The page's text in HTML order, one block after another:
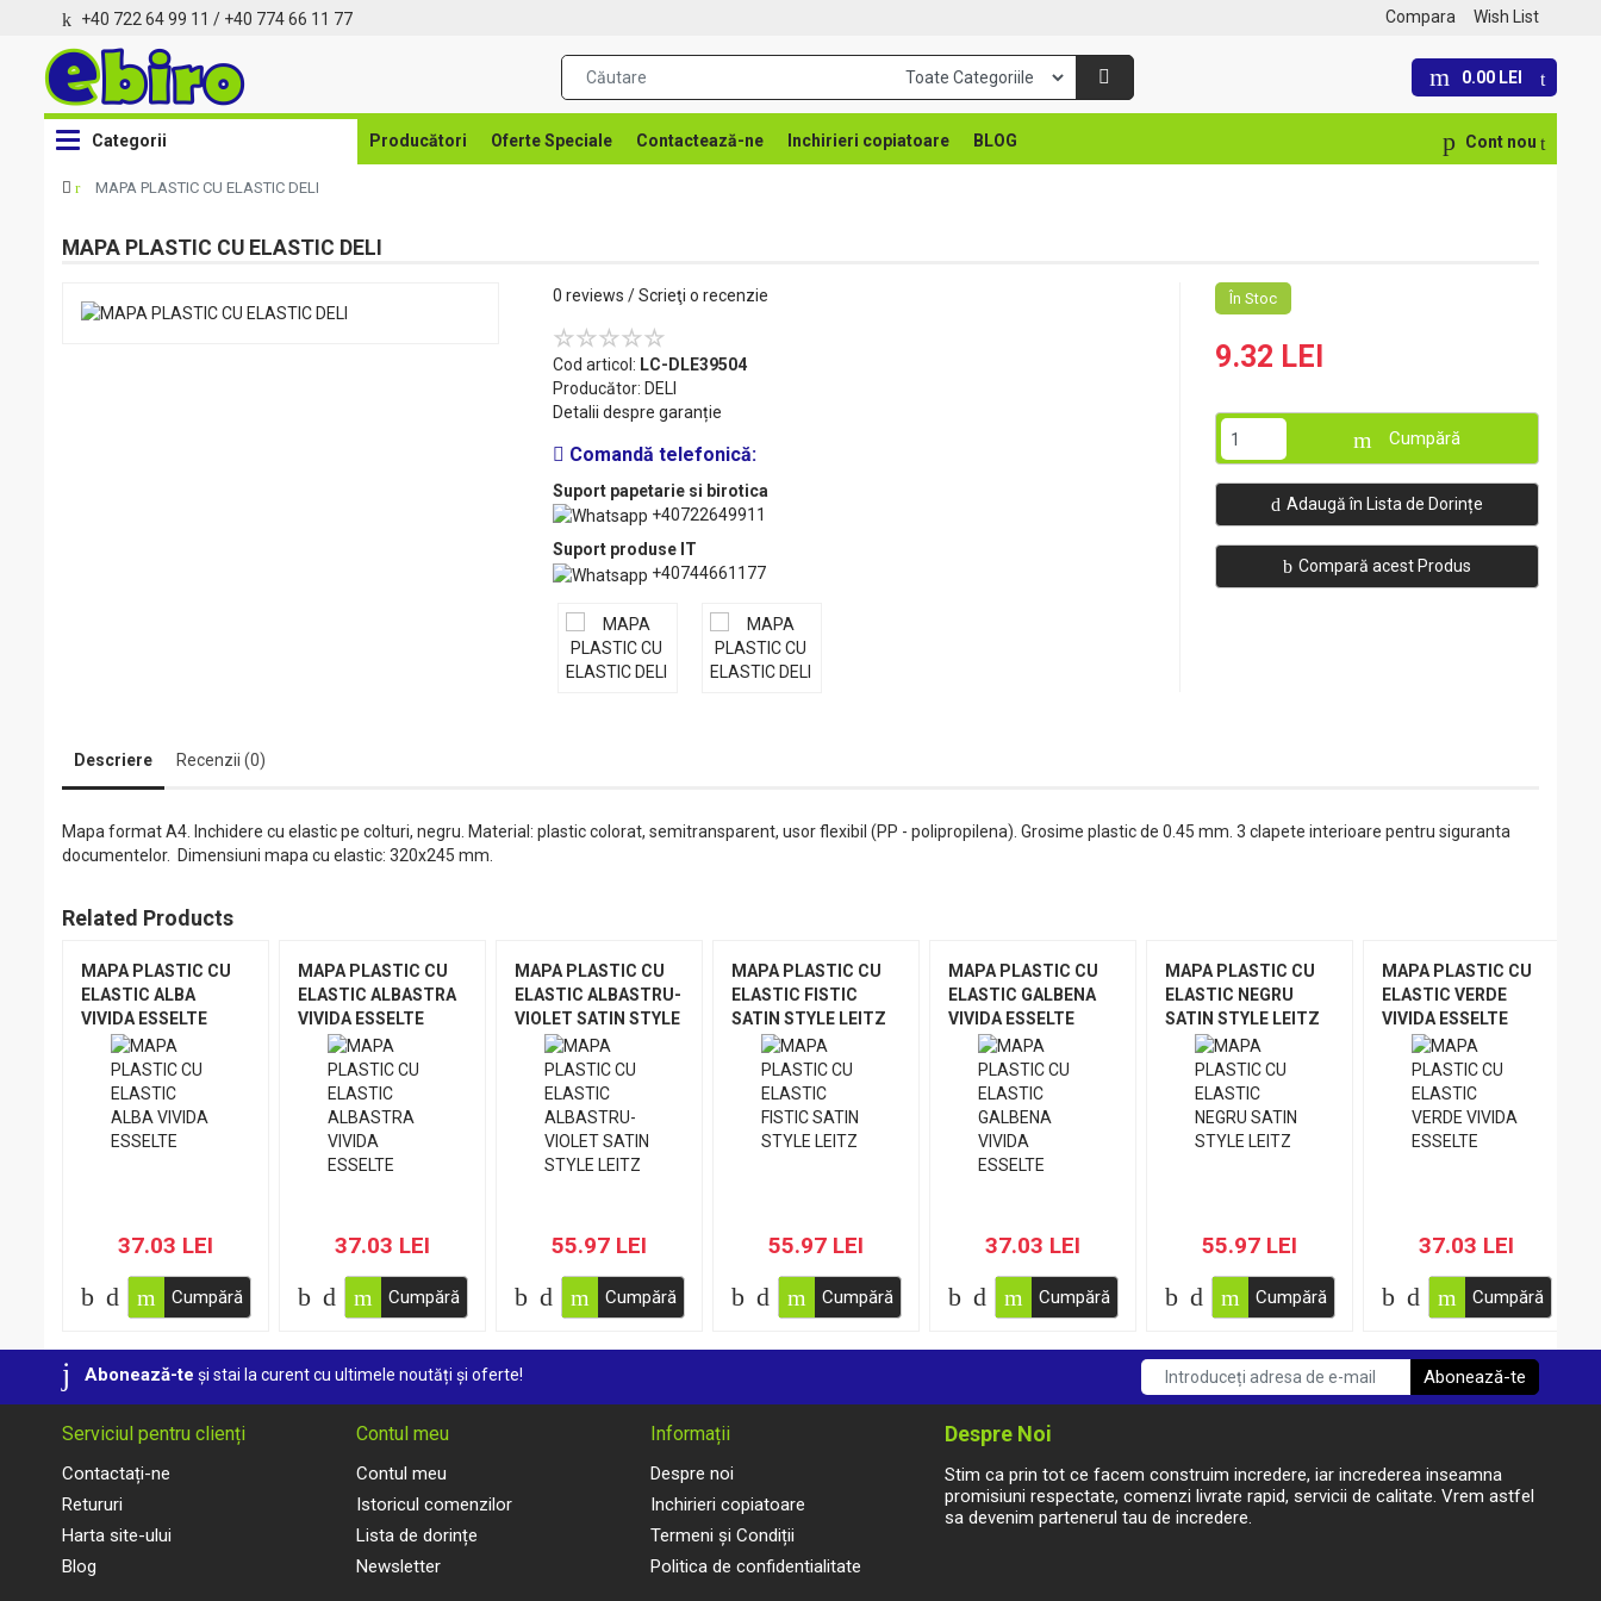
+40 722 64 99 11 / +40 774 66 11 77 Wish List
Compara
0.00 LEI
Categorii Producători Oferte Speciale Contactează-ne Inchirieri copiatoare BLOG Cont nou
MAPA PLASTIC CU ELASTIC DELI
MAPA PLASTIC CU ELASTIC DELI
0 reviews /Scrieţi o recenzie
Cod articol: LC-DLE39504
Producător: DELI
Detalii despre garanție
Comandă telefonică:
Suport papetarie si birotica
+40722649911
Suport produse IT
+40744661177
În Stoc
9.32 LEI
Cumpără
Adaugă în Lista de Dorințe
Compară acest Produs
Descriere Recenzii (0)
Mapa format A4. Inchidere cu elastic pe colturi, negru. Material: plastic colorat, semitransparent, usor flexibil (PP - polipropilena). Grosime plastic de 0.45 mm. 3 clapete interioare pentru siguranta
documentelor. Dimensiuni mapa cu elastic: 320x245 mm.
Related Products
MAPA PLASTIC CU
ELASTIC ALBA
VIVIDA ESSELTE
37.03 LEI
Cumpără
MAPA PLASTIC CU
ELASTIC ALBASTRA
VIVIDA ESSELTE
37.03 LEI
Cumpără
MAPA PLASTIC CU
ELASTIC ALBASTRU-
VIOLET SATIN STYLE
LEITZ
55.97 LEI
Cumpără
MAPA PLASTIC CU
ELASTIC FISTIC
SATIN STYLE LEITZ
55.97 LEI
Cumpără
MAPA PLASTIC CU
ELASTIC GALBENA
VIVIDA ESSELTE
37.03 LEI
Cumpără
MAPA PLASTIC CU
ELASTIC NEGRU
SATIN STYLE LEITZ
55.97 LEI
Cumpără
MAPA PLASTIC CU
ELASTIC VERDE
VIVIDA ESSELTE
37.03 LEI
Cumpără
Abonează-te și stai la curent cu ultimele noutăți și oferte! Abonează-te
Serviciul pentru clienți
Contactați-ne
Retururi
Harta site-ului
Blog
Contul meu
Contul meu
Istoricul comenzilor
Lista de dorințe
Newsletter
Informații
Despre noi
Inchirieri copiatoare
Termeni și Condiții
Politica de confidentialitate
Despre Noi
Stim ca prin tot ce facem construim incredere, iar increderea inseamna
promisiuni respectate, comenzi livrate rapid, servicii de calitate. Vrem astfel
sa devenim partenerul tau de incredere.